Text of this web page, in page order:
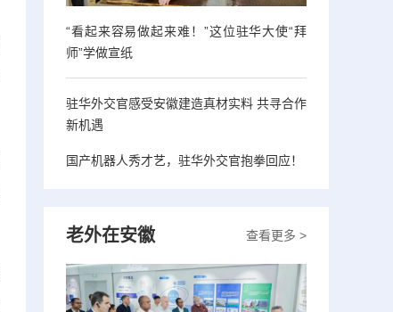
“看起来容易做起来难！”这位驻华大使“拜
师”学做宣纸
驻华外交官感受安徽建造真材实料 共寻合作
新机遇
国产机器人秀才艺，驻华外交官抱拳回应！
查看更多 >
老外在安徽